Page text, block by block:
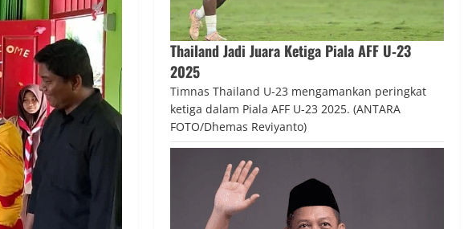
Thailand Jadi Juara Ketiga Piala AFF U‑23
2025
Timnas Thailand U-23 mengamankan peringkat
ketiga dalam Piala AFF U-23 2025. (ANTARA
FOTO/Dhemas Reviyanto)